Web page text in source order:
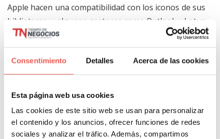
Consentimiento Detalles Acerca de las cookies
Esta página web usa cookies
Las cookies de este sitio web se usan para personalizar
el contenido y los anuncios, ofrecer funciones de redes
sociales y analizar el tráfico. Además, compartimos
Apple hacen una compatibilidad con los iconos de sus
bibliotecas, y algunos gestores como Outlook y Lotus
no permiten que se vean de forma correcta. Con esto
en mente es necesario que te cuestiones muy bien a
quién le enviarás el correo. Si tu público es muy
corporativo y enviarás correos a una base de daos
compuesta en su mayoría por correos de empresa,
lo general estos correos suelen ir sobre Lotus o
Outlook.